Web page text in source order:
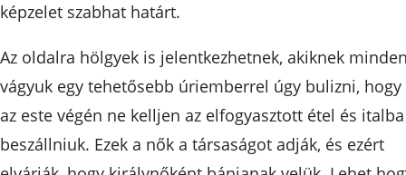
képzelet szabhat határt.
Az oldalra hölgyek is jelentkezhetnek, akiknek
vágyuk egy tehetősebb úriemberrel úgy bulizni, hogy
az este végén ne kelljen az elfogyasztott étel és italba
beszállniuk. Ezek a nők a társaságot adják, és ezért